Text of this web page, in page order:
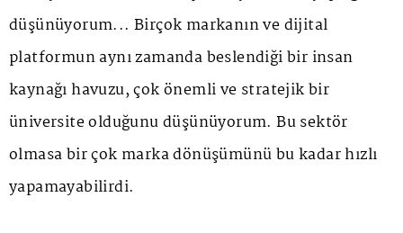
düşünüyorum... Birçok markanın ve dijital
platformun aynı zamanda beslendiği bir insan
kaynağı havuzu, çok önemli ve stratejik bir
üniversite olduğunu düşünüyorum. Bu sektör
olmasa bir çok marka dönüşümünü bu kadar hızlı
yapamayabilirdi.